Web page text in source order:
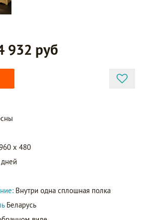
932 руб
x 480
Внутри одна сплошная полка
Беларусь